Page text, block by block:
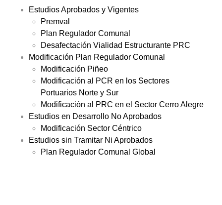
Estudios Aprobados y Vigentes
Premval
Plan Regulador Comunal
Desafectación Vialidad Estructurante PRC
Modificación Plan Regulador Comunal
Modificación Piñeo
Modificación al PCR en los Sectores
Portuarios Norte y Sur
Modificación al PRC en el Sector Cerro Alegre
Estudios en Desarrollo No Aprobados
Modificación Sector Céntrico
Estudios sin Tramitar Ni Aprobados
Plan Regulador Comunal Global